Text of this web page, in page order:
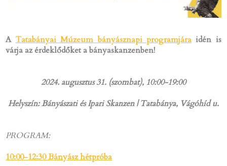
A Tatabányai Múzeum bányásznapi programjáraidén is
várja az érdeklődőket a bányaskanzenben!
2024. augusztus 31. (szombat), 10:00-19:00
Helyszín: Bányászati és Ipari Skanzen | Tatabánya, Vágóhíd u.
PROGRAM:
10:00-12:30 Bányász hétpróba